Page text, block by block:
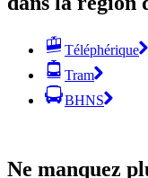
Téléphérique
Tram
BHNS
Ne manquez